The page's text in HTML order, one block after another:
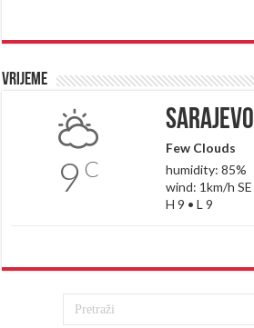
Vrijeme
9 C
Sarajevo
Few Clouds
humidity: 85%
wind: 1km/h SE
H 9 • L 9